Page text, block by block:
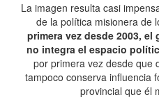
La imagen resulta casi
de la política misionera de
primera vez desde 2003,
no integra el espacio
por primera vez desde que
tampoco conserva influencia
provincial que él